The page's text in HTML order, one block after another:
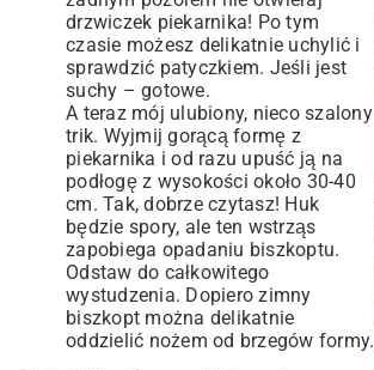
drzwiczek piekarnika! Po tym
czasie możesz delikatnie uchylić i
sprawdzić patyczkiem. Jeśli jest
suchy – gotowe.
A teraz mój ulubiony, nieco szalony
trik. Wyjmij gorącą formę z
piekarnika i od razu upuść ją na
podłogę z wysokości około 30-40
cm. Tak, dobrze czytasz! Huk
będzie spory, ale ten wstrząs
zapobiega opadaniu biszkoptu.
Odstaw do całkowitego
wystudzenia. Dopiero zimny
biszkopt można delikatnie
oddzielić nożem od brzegów formy.